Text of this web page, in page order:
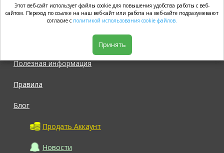
market.com
Полезная информация
Правила
Блог
Продать Аккаунт
Новости
Этот веб-сайт использует файлы cookie для повышения удобства работы с веб-
сайтом. Переход по ссылке на наш веб-сайт или работа на веб-сайте подразумевают
согласие с политикой использования cookie файлов.
Принять